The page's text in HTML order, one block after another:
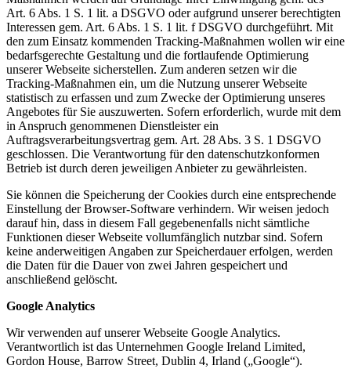
Art. 6 Abs. 1 S. 1 lit. a DSGVO oder aufgrund unserer berechtigten
Interessen gem. Art. 6 Abs. 1 S. 1 lit. f DSGVO durchgeführt. Mit
den zum Einsatz kommenden Tracking-Maßnahmen wollen wir eine
bedarfsgerechte Gestaltung und die fortlaufende Optimierung
unserer Webseite sicherstellen. Zum anderen setzen wir die
Tracking-Maßnahmen ein, um die Nutzung unserer Webseite
statistisch zu erfassen und zum Zwecke der Optimierung unseres
Angebotes für Sie auszuwerten. Sofern erforderlich, wurde mit dem
in Anspruch genommenen Dienstleister ein
Auftragsverarbeitungsvertrag gem. Art. 28 Abs. 3 S. 1 DSGVO
geschlossen. Die Verantwortung für den datenschutzkonformen
Betrieb ist durch deren jeweiligen Anbieter zu gewährleisten.
Sie können die Speicherung der Cookies durch eine entsprechende
Einstellung der Browser-Software verhindern. Wir weisen jedoch
darauf hin, dass in diesem Fall gegebenenfalls nicht sämtliche
Funktionen dieser Webseite vollumfänglich nutzbar sind. Sofern
keine anderweitigen Angaben zur Speicherdauer erfolgen, werden
die Daten für die Dauer von zwei Jahren gespeichert und
anschließend gelöscht.
Google Analytics
Wir verwenden auf unserer Webseite Google Analytics.
Verantwortlich ist das Unternehmen Google Ireland Limited,
Gordon House, Barrow Street, Dublin 4, Irland („Google“).